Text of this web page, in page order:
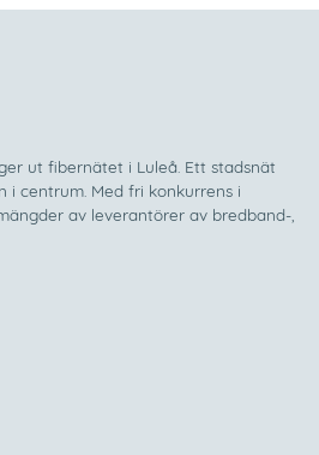
ut fibernätet i Luleå. Ett stadsnät
i centrum. Med fri konkurrens i
av leverantörer av bredband-,